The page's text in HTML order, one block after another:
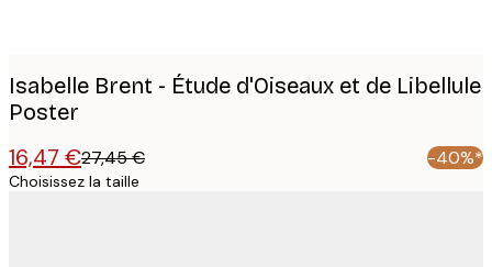
Isabelle Brent - Étude d'Oiseaux et de Libellule
Poster
16,47 €27,45 € -40%*
Choisissez la taille